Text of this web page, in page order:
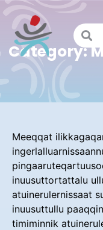
Category:
Meeqqat
inuusuttortattalu
atuinerulernissaat
inuusuttullu
timiminnik